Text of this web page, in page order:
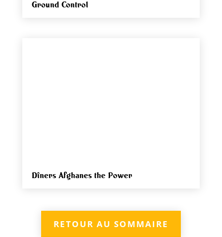
Ground Control
Dîners Afghanes the Power
RETOUR AU SOMMAIRE